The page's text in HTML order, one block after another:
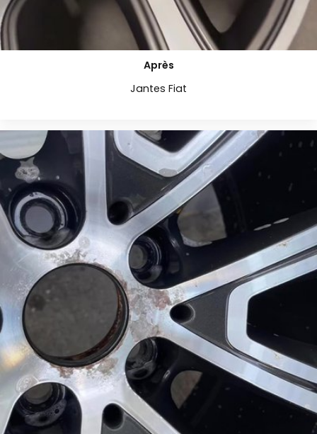
Après
Jantes Fiat